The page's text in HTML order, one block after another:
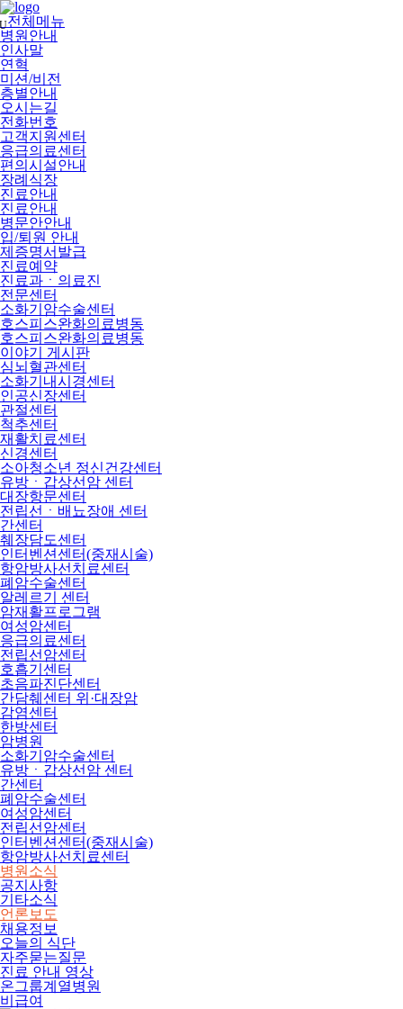
메
뉴
건
너
뛰
기
전체메뉴
병원안내
인사말
연혁
미션/비전
층별안내
오시는길
전화번호
고객지원센터
응급의료센터
편의시설안내
장례식장
진료안내
진료안내
병문안안내
입/퇴원 안내
제증명서발급
진료예약
진료과ㆍ의료진
전문센터
소화기암수술센터
호스피스완화의료병동
호스피스완화의료병동
이야기 게시판
심뇌혈관센터
소화기내시경센터
인공신장센터
관절센터
척추센터
재활치료센터
신경센터
소아청소년 정신건강센터
유방ㆍ갑상선암 센터
대장항문센터
전립선ㆍ배뇨장애 센터
간센터
췌장담도센터
인터벤션센터(중재시술)
항암방사선치료센터
폐암수술센터
알레르기 센터
암재활프로그램
여성암센터
응급의료센터
전립선암센터
호흡기센터
초음파진단센터
간담췌센터 위·대장암
감염센터
한방센터
암병원
소화기암수술센터
유방ㆍ갑상선암 센터
간센터
폐암수술센터
여성암센터
전립선암센터
인터벤션센터(중재시술)
항암방사선치료센터
병원소식
공지사항
기타소식
언론보도
채용정보
오늘의 식단
자주묻는질문
진료 안내 영상
온그룹계열병원
비급여